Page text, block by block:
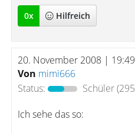
0x Hilfreich
20. November 2008 | 19:49
Von mimi666
Status:
Schüler
Ich sehe das so: